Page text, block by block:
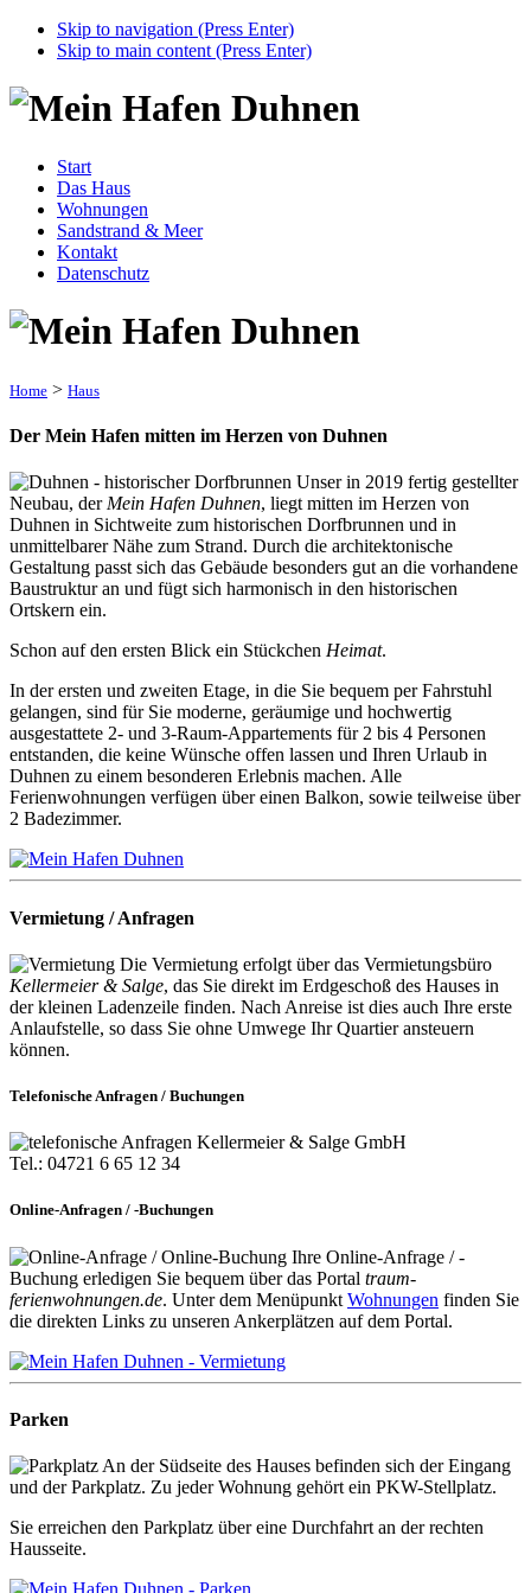
Skip to navigation (Press Enter)
Skip to main content (Press Enter)
Start
Das Haus
Wohnungen
Sandstrand & Meer
Kontakt
Datenschutz
Home > Haus
Der Mein Hafen mitten im Herzen von Duhnen
Unser in 2019 fertig gestellter
Neubau, der Mein Hafen Duhnen, liegt mitten im Herzen von
Duhnen in Sichtweite zum historischen Dorfbrunnen und in
unmittelbarer Nähe zum Strand. Durch die architektonische
Gestaltung passt sich das Gebäude besonders gut an die vorhandene
Baustruktur an und fügt sich harmonisch in den historischen
Ortskern ein.
Schon auf den ersten Blick ein Stückchen Heimat.
In der ersten und zweiten Etage, in die Sie bequem per Fahrstuhl
gelangen, sind für Sie moderne, geräumige und hochwertig
ausgestattete 2- und 3-Raum-Appartements für 2 bis 4 Personen
entstanden, die keine Wünsche offen lassen und Ihren Urlaub in
Duhnen zu einem besonderen Erlebnis machen. Alle
Ferienwohnungen verfügen über einen Balkon, sowie teilweise über
2 Badezimmer.
Vermietung / Anfragen
Die Vermietung erfolgt über das Vermietungsbüro
Kellermeier & Salge, das Sie direkt im Erdgeschoß des Hauses in
der kleinen Ladenzeile finden. Nach Anreise ist dies auch Ihre erste
Anlaufstelle, so dass Sie ohne Umwege Ihr Quartier ansteuern
können.
Telefonische Anfragen / Buchungen
Kellermeier & Salge GmbH
Tel.: 04721 6 65 12 34
Online-Anfragen / -Buchungen
Ihre Online-Anfrage / -
Buchung erledigen Sie bequem über das Portal traum-
ferienwohnungen.de. Unter dem Menüpunkt Wohnungen finden Sie
die direkten Links zu unseren Ankerplätzen auf dem Portal.
Parken
An der Südseite des Hauses befinden sich der Eingang
und der Parkplatz. Zu jeder Wohnung gehört ein PKW-Stellplatz.
Sie erreichen den Parkplatz über eine Durchfahrt an der rechten
Hausseite.